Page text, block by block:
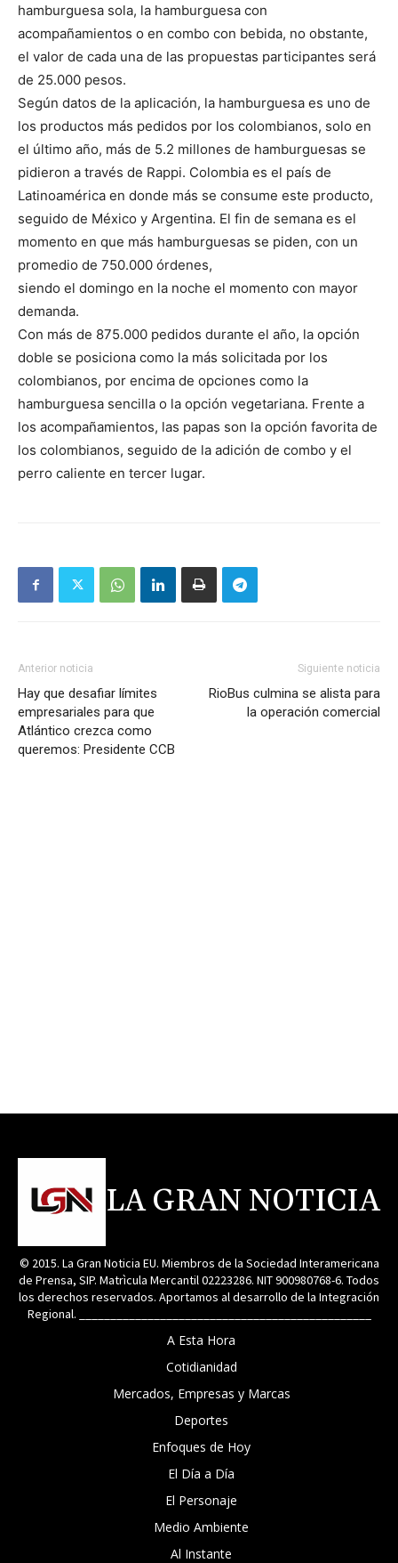
hamburguesa sola, la hamburguesa con
acompañamientos o en combo con bebida, no obstante,
el valor de cada una de las propuestas participantes será
de 25.000 pesos.
Según datos de la aplicación, la hamburguesa es uno de
los productos más pedidos por los colombianos, solo en
el último año, más de 5.2 millones de hamburguesas se
pidieron a través de Rappi. Colombia es el país de
Latinoamérica en donde más se consume este producto,
seguido de México y Argentina. El fin de semana es el
momento en que más hamburguesas se piden, con un
promedio de 750.000 órdenes,
siendo el domingo en la noche el momento con mayor
demanda.
Con más de 875.000 pedidos durante el año, la opción
doble se posiciona como la más solicitada por los
colombianos, por encima de opciones como la
hamburguesa sencilla o la opción vegetariana. Frente a
los acompañamientos, las papas son la opción favorita de
los colombianos, seguido de la adición de combo y el
perro caliente en tercer lugar.
Anterior noticia
Hay que desafiar límites
empresariales para que
Atlántico crezca como
queremos: Presidente CCB
Siguiente noticia
RioBus culmina se alista para
la operación comercial
LA GRAN NOTICIA
© 2015. La Gran Noticia EU. Miembros de la Sociedad Interamericana
de Prensa, SIP. Matrìcula Mercantil 02223286. NIT 900980768-6. Todos
los derechos reservados. Aportamos al desarrollo de la Integración
Regional. _______________________________________________
A Esta Hora
Cotidianidad
Mercados, Empresas y Marcas
Deportes
Enfoques de Hoy
El Día a Día
El Personaje
Medio Ambiente
Al Instante